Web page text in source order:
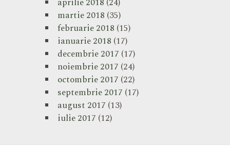
martie 2018 (35)
februarie 2018 (15)
ianuarie 2018 (17)
decembrie 2017 (17)
noiembrie 2017 (24)
octombrie 2017 (22)
septembrie 2017 (17)
august 2017 (13)
iulie 2017 (12)